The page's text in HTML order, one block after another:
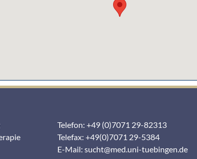
Telefon: +49 (0)7071 29-82313
Telefax: +49(0)7071 29-5384
E-Mail: sucht@med.uni-tuebingen.de